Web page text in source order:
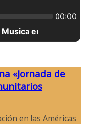
«Jornada de
en las Américas